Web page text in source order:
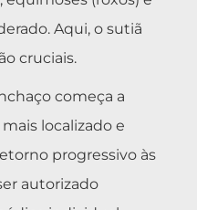
Aqui, o sutiã
cruciais.
começa a
localizado e
progressivo às
autorizado